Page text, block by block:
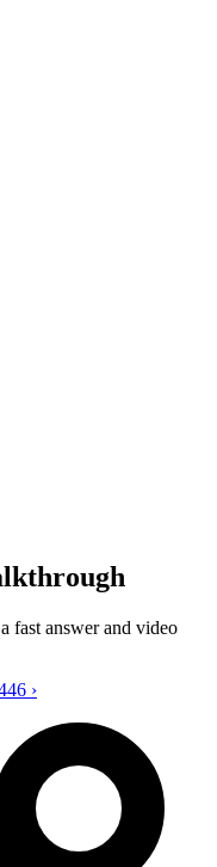
fast answer and video
level 445 video guide
›